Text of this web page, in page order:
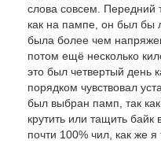
слова совсем. Передний
как на пампе, он был бы
была более чем
потом ещё несколько
это был четвертый день
порядком чувствовал
был выбран памп, так
крутить или тащить байк
почти 100% чил, как же